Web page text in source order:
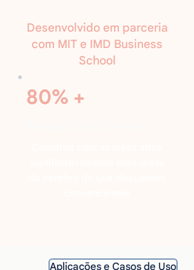
Desenvolvido em parceria
com MIT e IMD Business
School
80% +
Aplicações e Casos de Uso